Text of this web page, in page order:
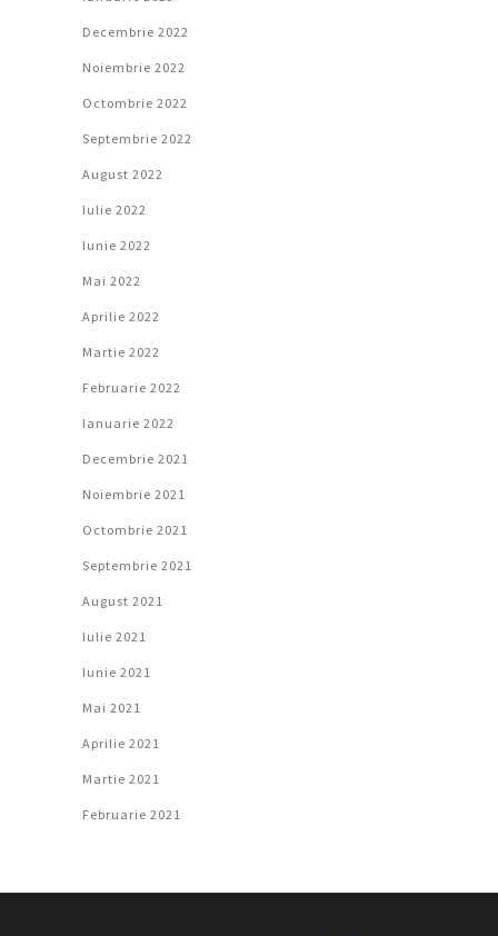
Decembrie 2022
Noiembrie 2022
Octombrie 2022
Septembrie 2022
August 2022
Iulie 2022
Iunie 2022
Mai 2022
Aprilie 2022
Martie 2022
Februarie 2022
Ianuarie 2022
Decembrie 2021
Noiembrie 2021
Octombrie 2021
Septembrie 2021
August 2021
Iulie 2021
Iunie 2021
Mai 2021
Aprilie 2021
Martie 2021
Februarie 2021